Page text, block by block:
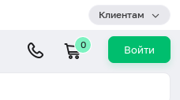
Клиентам
0 Войти